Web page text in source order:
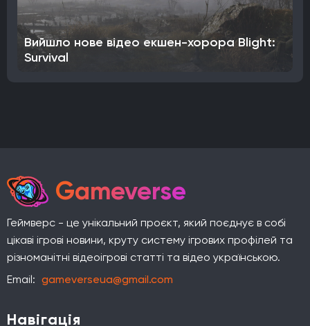
Вийшло нове відео екшен-хорора Blight:
Survival
Gameverse
Геймверс - це унікальний проєкт, який поєднує в собі
цікаві ігрові новини, круту систему ігрових профілей та
різноманітні відеоігрові статті та відео українською.
Email: gameverseua@gmail.com
Навігація